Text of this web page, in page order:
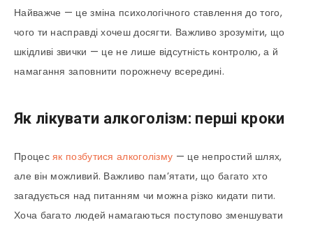
Найважче — це зміна психологічного ставлення до того,
чого ти насправді хочеш досягти. Важливо зрозуміти, що
шкідливі звички — це не лише відсутність контролю, а й
намагання заповнити порожнечу всередині.
Як лікувати алкоголізм: перші кроки
Процесяк позбутися алкоголізму — це непростий шлях,
але він можливий. Важливо пам’ятати, що багато хто
загадується над питанням чи можна різко кидати пити.
Хоча багато людей намагаються поступово зменшувати